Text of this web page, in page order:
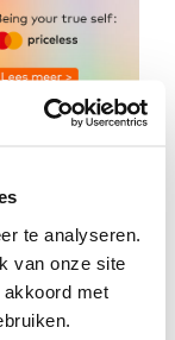
te analyseren.
van onze site
met
dames een
pyjama’s,